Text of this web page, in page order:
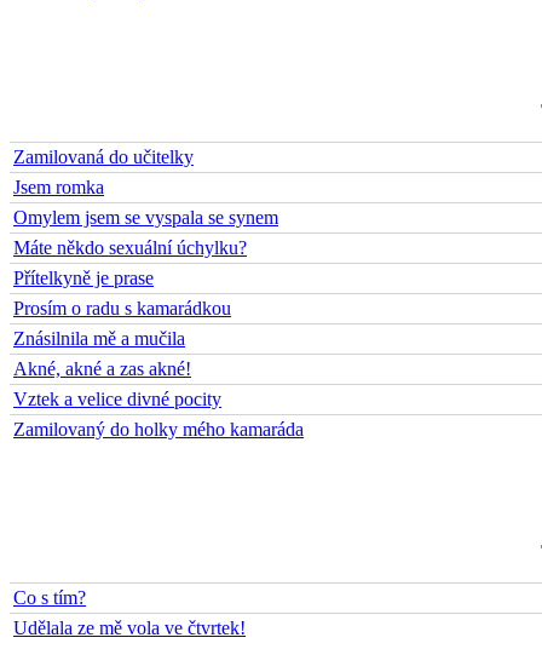
Zamilovaná do učitelky
Jsem romka
Omylem jsem se vyspala se synem
Máte někdo sexuální úchylku?
Přítelkyně je prase
Prosím o radu s kamarádkou
Znásilnila mě a mučila
Akné, akné a zas akné!
Vztek a velice divné pocity
Zamilovaný do holky mého kamaráda
Co s tím?
Udělala ze mě vola ve čtvrtek!